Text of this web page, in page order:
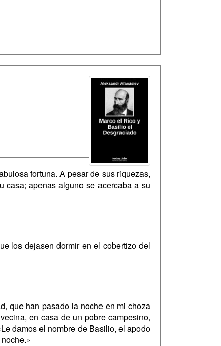
fortuna. A pesar de sus riquezas,
casa; apenas alguno se acercaba a su
los dejasen dormir en el cobertizo del
que han pasado la noche en mi choza
en casa de un pobre campesino,
damos el nombre de Basilio, el apodo